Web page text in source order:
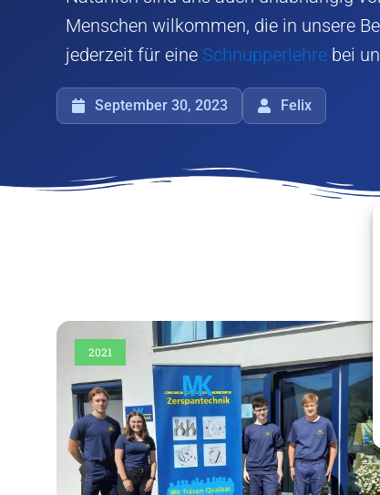
Menschen wilkommen, die in unsere
jederzeit für eine Schnupperlehre bei
September 30, 2023 Felix
2021